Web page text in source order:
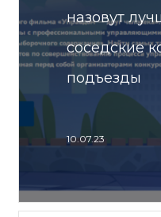
назовут
соседские
подъезды
10.07.23